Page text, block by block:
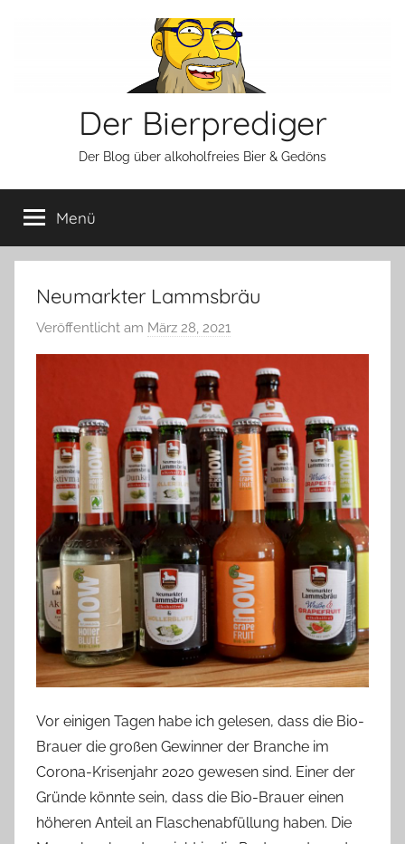
Der Bierprediger
Der Blog über alkoholfreies Bier & Gedöns
Menü
Neumarkter Lammsbräu
Veröffentlicht am März 28, 2021
o
i
e
r
r
d
i
g
e
r
Vor einigen Tagen habe ich gelesen, dass die Bio-
Brauer die großen Gewinner der Branche im
Corona-Krisenjahr 2020 gewesen sind. Einer der
Gründe könnte sein, dass die Bio-Brauer einen
höheren Anteil an Flaschenabfüllung haben. Die